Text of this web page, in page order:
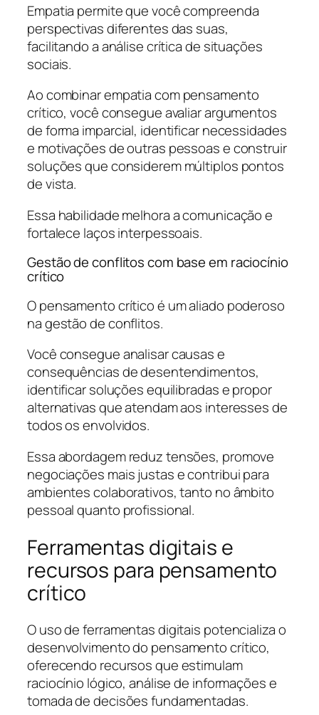
Empatia permite que você compreenda
perspectivas diferentes das suas,
facilitando a análise crítica de situações
sociais.
Ao combinar empatia com pensamento
crítico, você consegue avaliar argumentos
de forma imparcial, identificar necessidades
e motivações de outras pessoas e construir
soluções que considerem múltiplos pontos
de vista.
Essa habilidade melhora a comunicação e
fortalece laços interpessoais.
Gestão de conflitos com base em raciocínio
crítico
O pensamento crítico é um aliado poderoso
na gestão de conflitos.
Você consegue analisar causas e
consequências de desentendimentos,
identificar soluções equilibradas e propor
alternativas que atendam aos interesses de
todos os envolvidos.
Essa abordagem reduz tensões, promove
negociações mais justas e contribui para
ambientes colaborativos, tanto no âmbito
pessoal quanto profissional.
Ferramentas digitais e
recursos para pensamento
crítico
O uso de ferramentas digitais potencializa o
desenvolvimento do pensamento crítico,
oferecendo recursos que estimulam
raciocínio lógico, análise de informações e
tomada de decisões fundamentadas.